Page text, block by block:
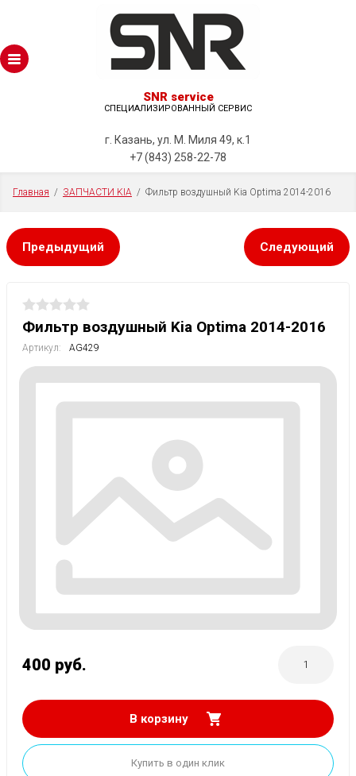
SNR service
СПЕЦИАЛИЗИРОВАННЫЙ СЕРВИС
г. Казань, ул. М. Миля 49, к.1
+7 (843) 258-22-78
Главная
  /
ЗАПЧАСТИ KIA
  /  Фильтр воздушный Kia Optima 2014-2016
Предыдущий Следующий
Фильтр воздушный Kia Optima 2014-2016
Артикул: AG429
400 руб.
В корзину
Купить в один клик